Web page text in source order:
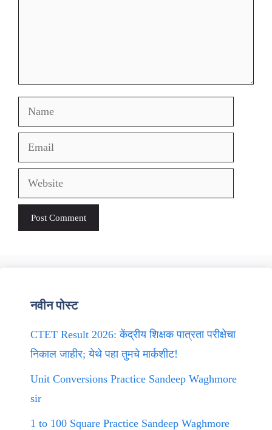
Name
Email
Website
नवीन पोस्ट
CTET Result 2026: केंद्रीय शिक्षक पात्रता परीक्षेचा
निकाल जाहीर; येथे पहा तुमचे मार्कशीट!
Unit Conversions Practice Sandeep Waghmore
sir
1 to 100 Square Practice Sandeep Waghmore